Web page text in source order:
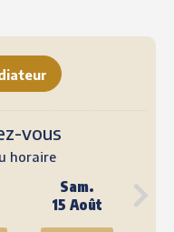
vous
horaire
Sam.
15 Août